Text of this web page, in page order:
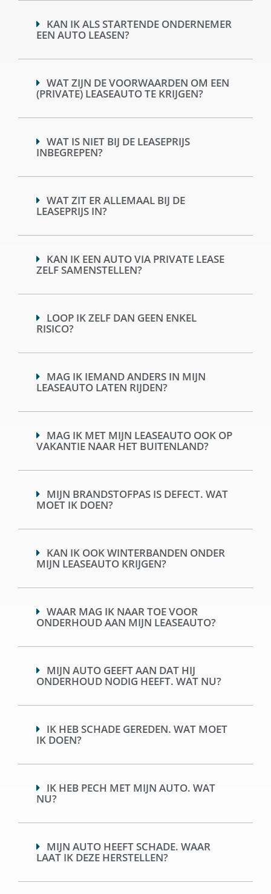
KAN IK ALS STARTENDE ONDERNEMER
EEN AUTO LEASEN?
WAT ZIJN DE VOORWAARDEN OM EEN
(PRIVATE) LEASEAUTO TE KRIJGEN?
WAT IS NIET BIJ DE LEASEPRIJS
INBEGREPEN?
WAT ZIT ER ALLEMAAL BIJ DE
LEASEPRIJS IN?
KAN IK EEN AUTO VIA PRIVATE LEASE
ZELF SAMENSTELLEN?
LOOP IK ZELF DAN GEEN ENKEL
RISICO?
MAG IK IEMAND ANDERS IN MIJN
LEASEAUTO LATEN RIJDEN?
MAG IK MET MIJN LEASEAUTO OOK OP
VAKANTIE NAAR HET BUITENLAND?
MIJN BRANDSTOFPAS IS DEFECT. WAT
MOET IK DOEN?
KAN IK OOK WINTERBANDEN ONDER
MIJN LEASEAUTO KRIJGEN?
WAAR MAG IK NAAR TOE VOOR
ONDERHOUD AAN MIJN LEASEAUTO?
MIJN AUTO GEEFT AAN DAT HIJ
ONDERHOUD NODIG HEEFT. WAT NU?
IK HEB SCHADE GEREDEN. WAT MOET
IK DOEN?
IK HEB PECH MET MIJN AUTO. WAT
NU?
MIJN AUTO HEEFT SCHADE. WAAR
LAAT IK DEZE HERSTELLEN?